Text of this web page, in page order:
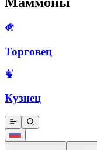
Торговец
Кузнец